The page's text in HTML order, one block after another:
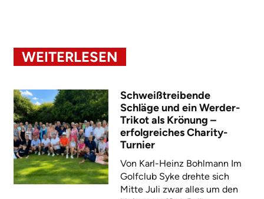
WEITERLESEN
Schweißtreibende
Schläge und ein Werder-
Trikot als Krönung –
erfolgreiches Charity-
Turnier
Von Karl-Heinz Bohlmann Im
Golfclub Syke drehte sich
Mitte Juli zwar alles um den